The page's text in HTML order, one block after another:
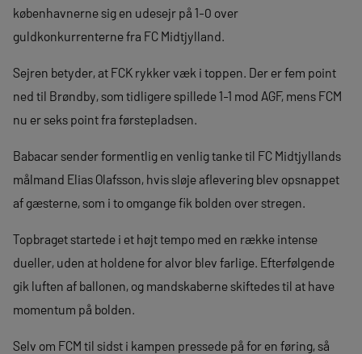
københavnerne sig en udesejr på 1-0 over
guldkonkurrenterne fra FC Midtjylland.
Sejren betyder, at FCK rykker væk i toppen. Der er fem point
ned til Brøndby, som tidligere spillede 1-1 mod AGF, mens FCM
nu er seks point fra førstepladsen.
Babacar sender formentlig en venlig tanke til FC Midtjyllands
målmand Elias Olafsson, hvis sløje aflevering blev opsnappet
af gæsterne, som i to omgange fik bolden over stregen.
Topbraget startede i et højt tempo med en række intense
dueller, uden at holdene for alvor blev farlige. Efterfølgende
gik luften af ballonen, og mandskaberne skiftedes til at have
momentum på bolden.
Selv om FCM til sidst i kampen pressede på for en føring, så